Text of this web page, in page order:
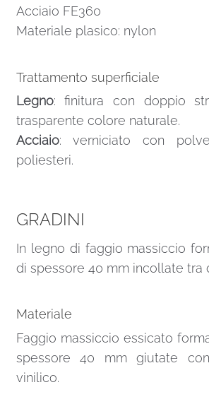
Acciaio FE360
Materiale plasico: nylon
Trattamento superficiale
Legno: finitura con doppio
trasparente colore naturale.
Acciaio: verniciato con
poliesteri.
GRADINI
In legno di faggio massiccio
di spessore 40 mm incollate tra
Materiale
Faggio massiccio essicato
spessore 40 mm giutate
vinilico.